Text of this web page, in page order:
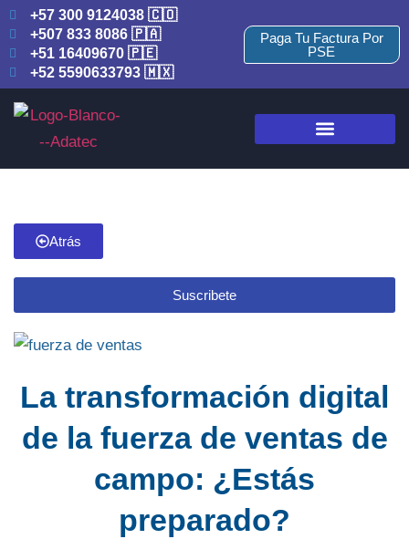
+57 300 9124038 🇨🇴
+507 833 8086 🇵🇦
+51 16409670 🇵🇪
+52 5590633793 🇲🇽
Paga Tu Factura Por
PSE
Atrás
Suscribete
La transformación digital
de la fuerza de ventas de
campo: ¿Estás
preparado?